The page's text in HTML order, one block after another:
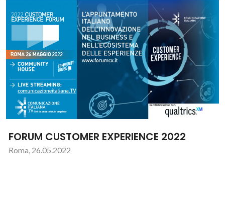
FORUM CUSTOMER EXPERIENCE 2022
Roma, 26.05.2022